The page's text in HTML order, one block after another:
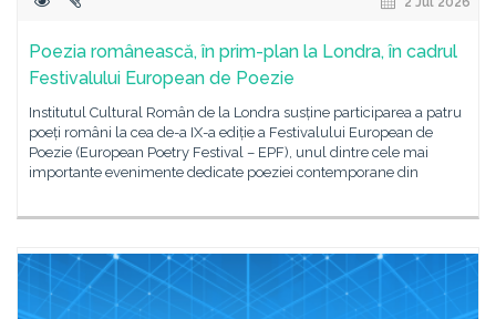
Poezia românească, în prim-plan la Londra, în cadrul
Festivalului European de Poezie
Institutul Cultural Român de la Londra susține participarea a patru
poeți români la cea de-a IX-a ediție a Festivalului European de
Poezie (European Poetry Festival – EPF), unul dintre cele mai
importante evenimente dedicate poeziei contemporane din